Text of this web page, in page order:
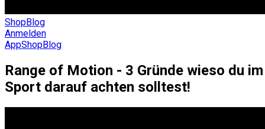
ShopBlog
Anmelden
AppShopBlog
Range of Motion - 3 Gründe wieso du im
Sport darauf achten solltest!